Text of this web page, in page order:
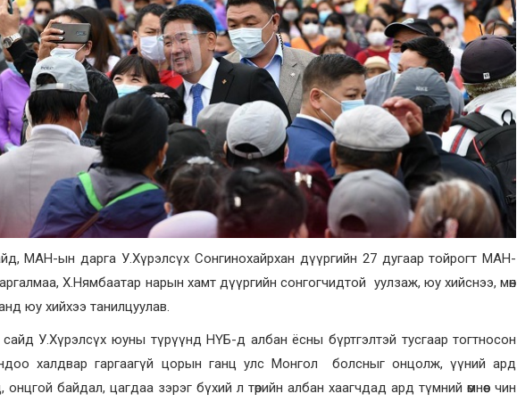
МАН-ын дарга У.Хүрэлсүх Сонгинохайрхан дүүргийн 27 дугаар тойрогт МАН-
Х.Нямбаатар нарын хамт дүүргийн сонгогчидтой уулзаж, юу хийснээ, мөн
юу хийхээ танилцуулав.
сайд У.Хүрэлсүх юуны түрүүнд НҮБ-д албан ёсны бүртгэлтэй тусгаар тогтносон
халдвар гаргаагүй цорын ганц улс Монгол болсныг онцолж, үүний ард
байдал, цагдаа зэрэг бүхий л төрийн албан хаагчдад ард түмний өмнөөс чин